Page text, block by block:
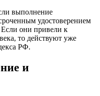
выполнение
удостоверением
Если они привели к
то действуют уже
РФ.
и